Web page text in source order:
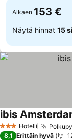
Alkaen 153 €
Näytä hinnat 15
3 Tähtiluokitus
Hotelli
ibis
8,1 Erittäin hyvä